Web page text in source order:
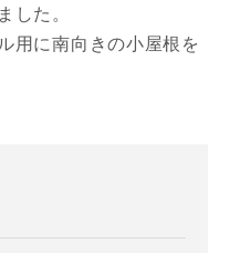
した。
用に南向きの小屋根を